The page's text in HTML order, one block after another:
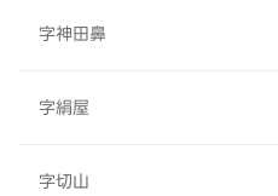
字神田鼻
字絹屋
字切山